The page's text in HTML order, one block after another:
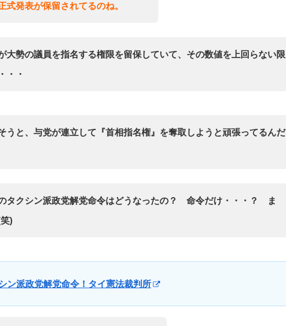
式発表が保留されてるのね。
大勢の議員を指名する権限を留保していて、その数値を上回らない限
・・
うと、与党が連立して『首相指名権』を奪取しようと頑張ってるんだ
タクシン派政党解党命令はどうなったの？ 命令だけ・・・？ ま
)
ン派政党解党命令！タイ憲法裁判所